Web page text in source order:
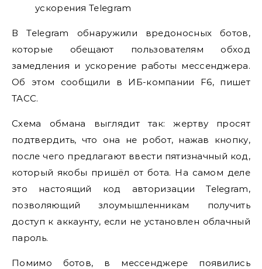
В Telegram обнаружили вредоносных ботов,
которые обещают пользователям обход
замедления и ускорение работы мессенджера.
Об этом сообщили в ИБ-компании F6, пишет
ТАСС.
Схема обмана выглядит так: жертву просят
подтвердить, что она не робот, нажав кнопку,
после чего предлагают ввести пятизначный код,
который якобы пришёл от бота. На самом деле
это настоящий код авторизации Telegram,
позволяющий злоумышленникам получить
доступ к аккаунту, если не установлен облачный
пароль.
Помимо ботов, в мессенджере появились